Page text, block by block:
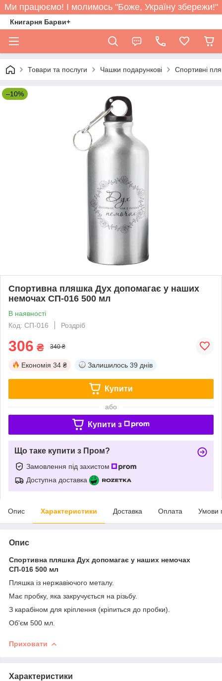
Ми працюємо! І молимось "Боже, Україну збережи!"
Книгарня Барви+
Товари та послуги Чашки подарункові Спортивні
–10%
Спортивна пляшка Дух допомагає у наших
немочах СП-016 500 мл
В наявності
Код: СП-016
Роздріб
306 ₴ 340 ₴
Економія 34 ₴ Залишилось 39 днів
Купити
або
Купити з
Що таке купити з Пром?
Замовлення під захистом
Доступна доставка
Опис Характеристики Доставка Оплата Умови
Опис
Спортивна пляшка Дух допомагає у наших немочах
СП-016 500 мл
Пляшка із нержавіючого металу.
Має пробку, яка закручується на різьбу.
З карабіном для кріплення (кріпиться до пробки).
Об'єм 500 мл.
Приховати
Характеристики